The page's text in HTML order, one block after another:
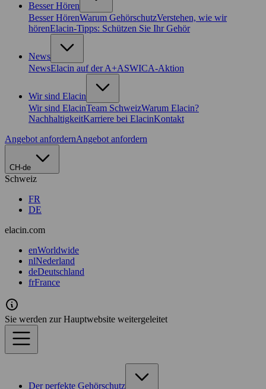
Besser Hören
Besser HörenWarum GehörschutzVerstehen, wie wir
hörenElacin-Tipps: Schützen Sie Ihr Gehör
News
NewsElacin auf der A+ASWICA-Aktion
Wir sind Elacin
Wir sind ElacinTeam SchweizWarum Elacin?
NachhaltigkeitKarriere bei ElacinKontakt
Angebot anfordernAngebot anfordern
CH-de
Schweiz
FR
DE
elacin.com
enWorldwide
nlNederland
deDeutschland
frFrance
Sie werden zur Hauptwebsite weitergeleitet
Der perfekte Gehörschutz